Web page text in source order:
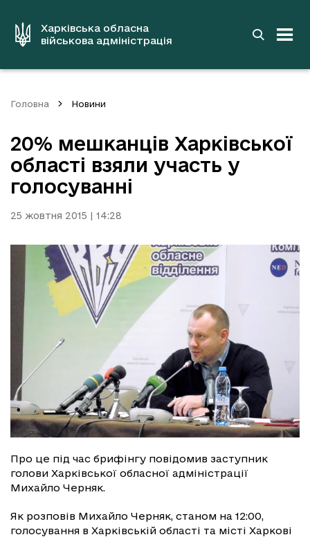
вмістуХарківська обласна
військова адміністрація
Головна Новини
20% мешканців Харківської
області взяли участь у
голосуванні
25 жовтня 2015 | 14:28
Про це під час брифінгу повідомив заступник
голови Харківської обласної адміністрації
Михайло Черняк.
Як розповів Михайло Черняк, станом на 12:00,
голосування в Харківській області та місті Харкові